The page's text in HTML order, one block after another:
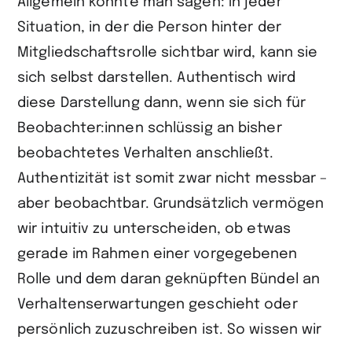
Situation, in der die Person hinter der
Mitgliedschaftsrolle sichtbar wird, kann sie
sich selbst darstellen. Authentisch wird
diese Darstellung dann, wenn sie sich für
Beobachter:innen schlüssig an bisher
beobachtetes Verhalten anschließt.
Authentizität ist somit zwar nicht messbar –
aber beobachtbar. Grundsätzlich vermögen
wir intuitiv zu unter­scheiden, ob etwas
gerade im Rahmen einer vorgegebenen
Rolle und dem daran geknüpften Bündel an
Verhaltenserwartungen geschieht oder
persönlich zuzuschreiben ist. So wissen wir